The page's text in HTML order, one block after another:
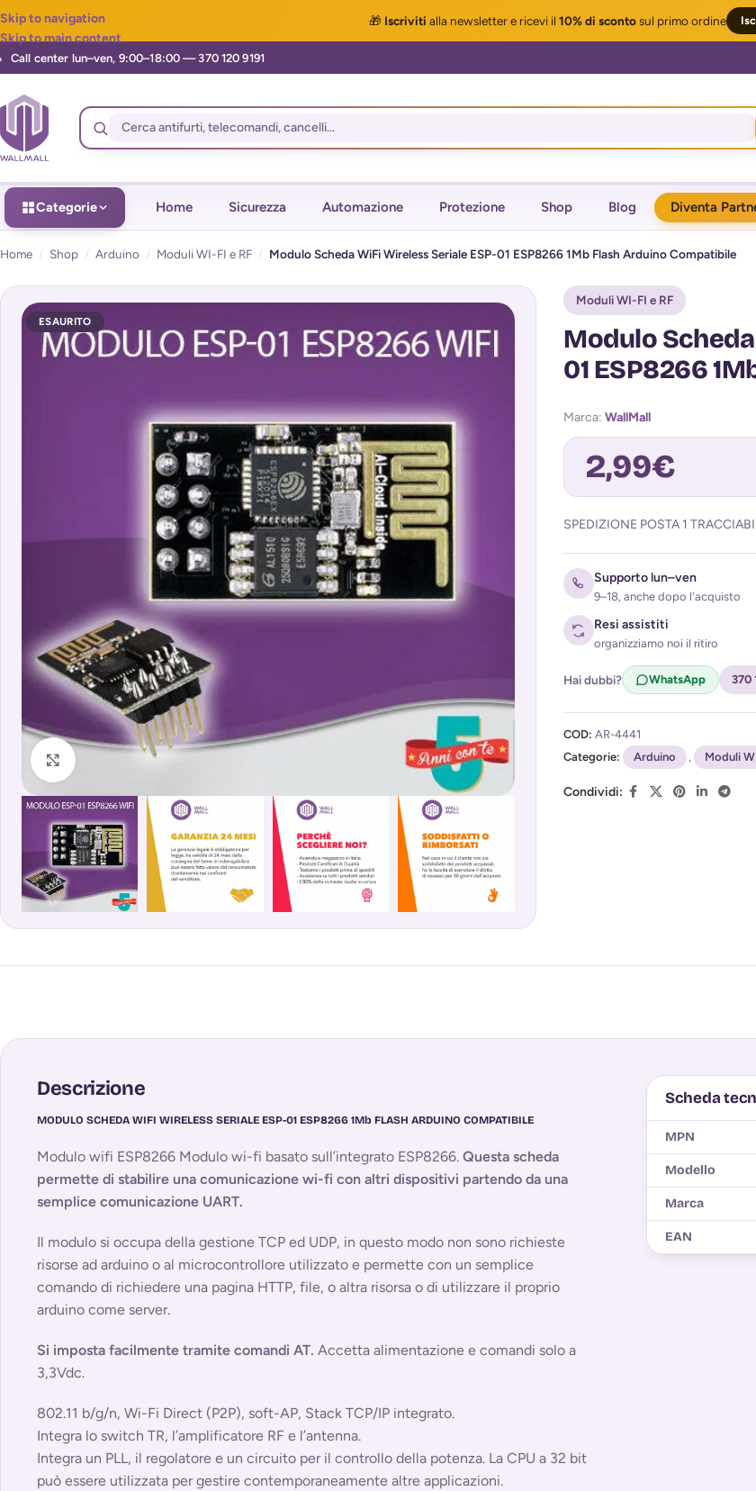
🎁 Iscriviti alla newslettere ricevi il 10% di scontosul primo ordine
Skip to navigation
Skip to main content
Categorie Home Sicurezza Automazione Protezione Shop Blog Diventa
Home / Shop / Arduino / Moduli WI-FI e RF / Modulo Scheda WiFi Wireless Seriale ESP-01 ESP8266 1Mb Flash Arduino Compatibile
ESAURITO
Clicca per ingrandire
Moduli WI-FI e RF
Modulo
01 ESP8266
Marca: WallMall
2,99€
Acconsento al
(Privacy Policy
SPEDIZIONE POSTA 1
Supporto lun–ven
9–18, anche dopo l'acquisto
Resi assistiti
organizziamo noi il ritiro
Hai dubbi? WhatsApp 370
COD: AR-4441
Categorie:
Arduino , Moduli
Condividi:
Descrizione
MODULO SCHEDA WIFI WIRELESS SERIALE ESP-01 ESP8266 1Mb FLASH ARDUINO COMPATIBILE
Modulo wifi ESP8266 Modulo wi-fi basato sull’integrato ESP8266. Questa scheda
permette di stabilire una comunicazione wi-fi con altri dispositivi partendo da una
semplice comunicazione UART.
Il modulo si occupa della gestione TCP ed UDP, in questo modo non sono richieste
risorse ad arduino o al microcontrollore utilizzato e permette con un semplice
comando di richiedere una pagina HTTP, file, o altra risorsa o di utilizzare il proprio
arduino come server.
Si imposta facilmente tramite comandi AT. Accetta alimentazione e comandi solo a
3,3Vdc.
802.11 b/g/n, Wi-Fi Direct (P2P), soft-AP, Stack TCP/IP integrato.
Integra lo switch TR, l’amplificatore RF e l’antenna.
Integra un PLL, il regolatore e un circuito per il controllo della potenza. La CPU a 32 bit
può essere utilizzata per gestire contemporaneamente altre applicazioni.
Scheda
MPN
Modello
Marca
EAN